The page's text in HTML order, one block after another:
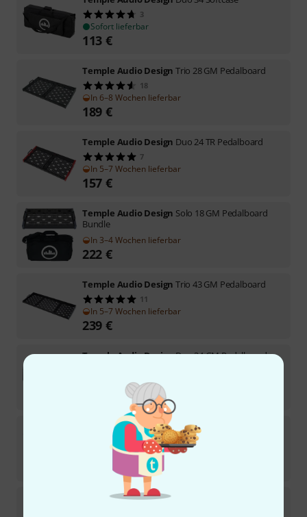
3
Sofort lieferbar
113 €
Temple Audio Design Trio 28 GM Pedalboard
18
In 6–8 Wochen lieferbar
189 €
Temple Audio Design Duo 24 TR Pedalboard
7
In 5–7 Wochen lieferbar
157 €
Temple Audio Design Solo 18 GM Pedalboard
Bundle
In 3–4 Wochen lieferbar
222 €
Temple Audio Design Trio 43 GM Pedalboard
11
In 5–7 Wochen lieferbar
239 €
Temple Audio DesignDuo 34 GM Pedalboard
In 4–5 Wochen lieferbar
Temple Audio Design Trio 21 Softcase
2
Sofort lieferbar
Temple Audio Design